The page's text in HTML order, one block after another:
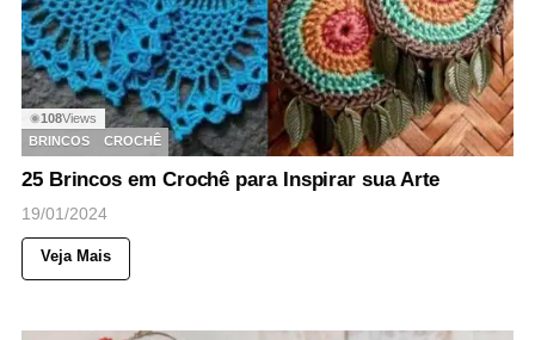
◉108Views
BRINCOS
CROCHÊ
25 Brincos em Crochê para Inspirar sua Arte
19/01/2024
Veja Mais